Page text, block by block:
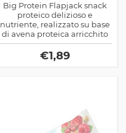
Big Protein Flapjack snack
proteico delizioso e
nutriente, realizzato su base
di avena proteica arricchito
di whey protein, fibra di
tapioca e isolato proteico
della soia, ottimo come
€1,89